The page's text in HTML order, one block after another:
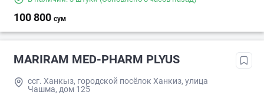
100 800 сум
MARIRAM MED-PHARM PLYUS
ссг. Ханкыз, городской посёлок Ханкиз, улица
Чашма, дом 125